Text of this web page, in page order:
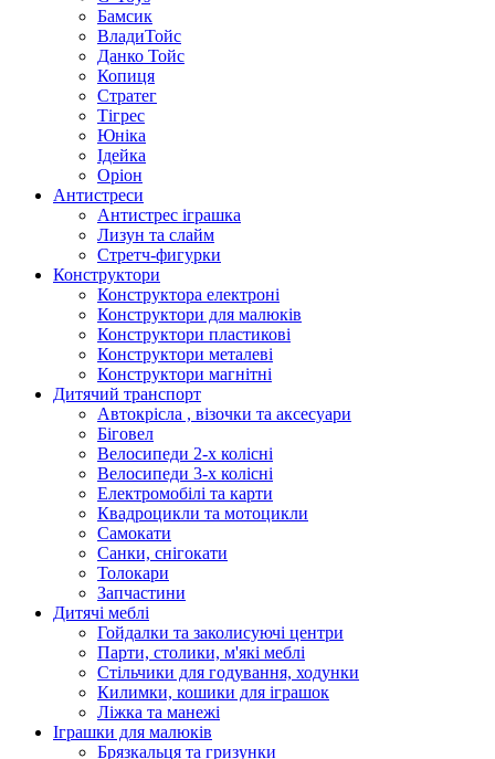
Бамсик
ВладиТойс
Данко Тойс
Копиця
Стратег
Тігрес
Юніка
Ідейка
Оріон
Антистреси
Антистрес іграшка
Лизун та слайм
Стретч-фигурки
Конструктори
Конструктора електроні
Конструктори для малюків
Конструктори пластикові
Конструктори металеві
Конструктори магнітні
Дитячий транспорт
Автокрісла , візочки та аксесуари
Біговел
Велосипеди 2-х колісні
Велосипеди 3-х колісні
Електромобілі та карти
Квадроцикли та мотоцикли
Самокати
Санки, снігокати
Толокари
Запчастини
Дитячі меблі
Гойдалки та заколисуючі центри
Парти, столики, м'які меблі
Стільчики для годування, ходунки
Килимки, кошики для іграшок
Ліжка та манежі
Іграшки для малюків
Брязкальця та гризунки